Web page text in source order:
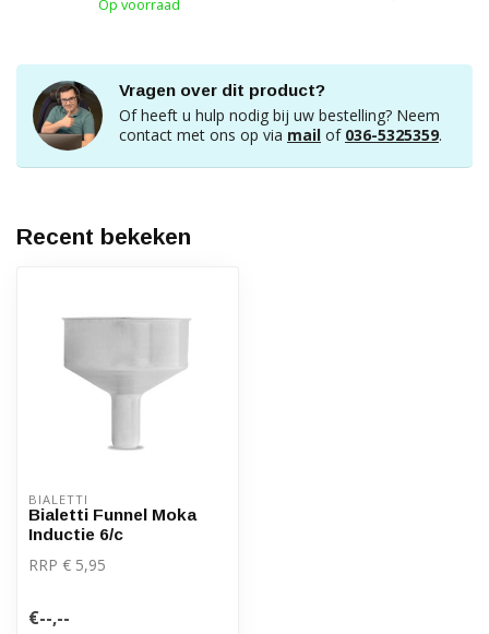
Op voorraad
Vragen over dit product?
Of heeft u hulp nodig bij uw bestelling? Neem
contact met ons op via mail of 036-5325359.
Recent bekeken
BIALETTI
Bialetti Funnel Moka
Inductie 6/c
RRP € 5,95
€--,--